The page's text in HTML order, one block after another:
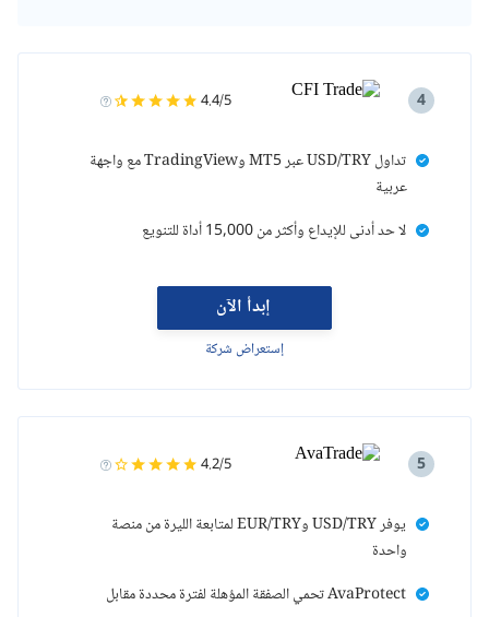
إبدأ الآن
إستعراض شركة
4
4.4/5
تداول USD/TRY عبر MT5 وTradingView مع واجهة
عربية
لا حد أدنى للإيداع وأكثر من 15,000 أداة للتنويع
5
4.2/5
يوفر USD/TRY وEUR/TRY لمتابعة الليرة من منصة
واحدة
AvaProtect تحمي الصفقة المؤهلة لفترة محددة مقابل